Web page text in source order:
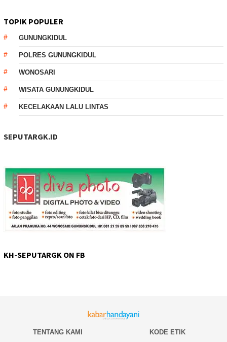
TOPIK POPULER
GUNUNGKIDUL
POLRES GUNUNGKIDUL
WONOSARI
WISATA GUNUNGKIDUL
KECELAKAAN LALU LINTAS
SEPUTARGK.ID
KH-SEPUTARGK ON FB
TENTANG KAMI KODE ETIK